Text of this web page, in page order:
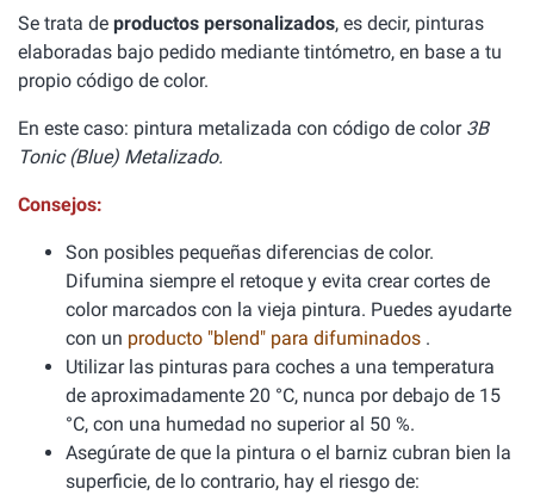
Se trata de productos personalizados, es decir, pinturas
elaboradas bajo pedido mediante tintómetro, en base a tu
propio código de color.
En este caso: pintura metalizada con código de color 3B
Tonic (Blue) Metalizado.
Consejos:
Son posibles pequeñas diferencias de color.
Difumina siempre el retoque y evita crear cortes de
color marcados con la vieja pintura. Puedes ayudarte
con un producto "blend" para difuminados .
Utilizar las pinturas para coches a una temperatura
de aproximadamente 20 °C, nunca por debajo de 15
°C, con una humedad no superior al 50 %.
Asegúrate de que la pintura o el barniz cubran bien la
superficie, de lo contrario, hay el riesgo de: